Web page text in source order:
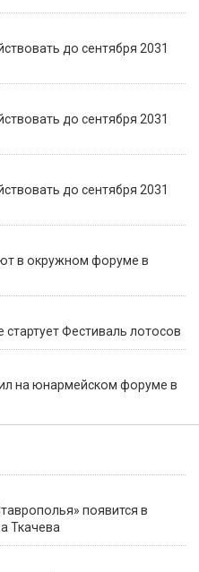
до сентября 2031
до сентября 2031
до сентября 2031
в окружном форуме в
Фестиваль лотосов
на юнармейском форуме в
появится в
Ткачева